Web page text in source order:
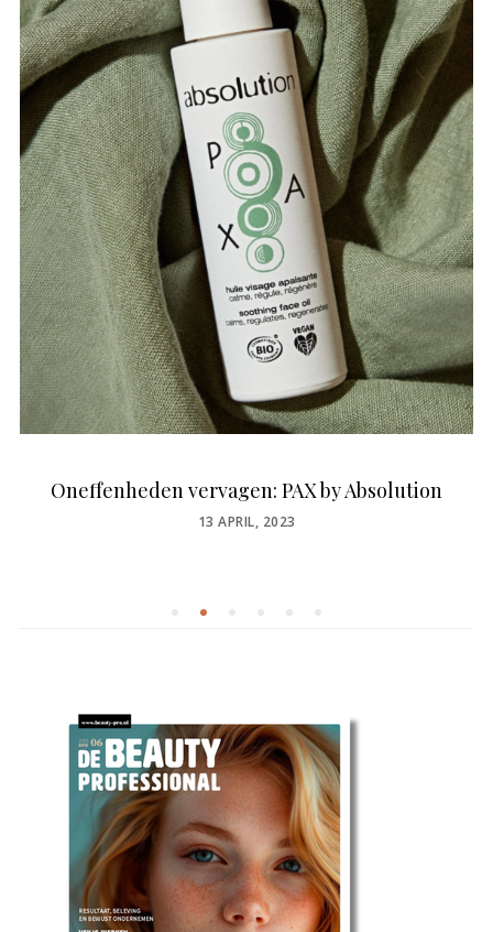
Oneffenheden vervagen: PAX by Absolution
POSTED
13 APRIL, 2023